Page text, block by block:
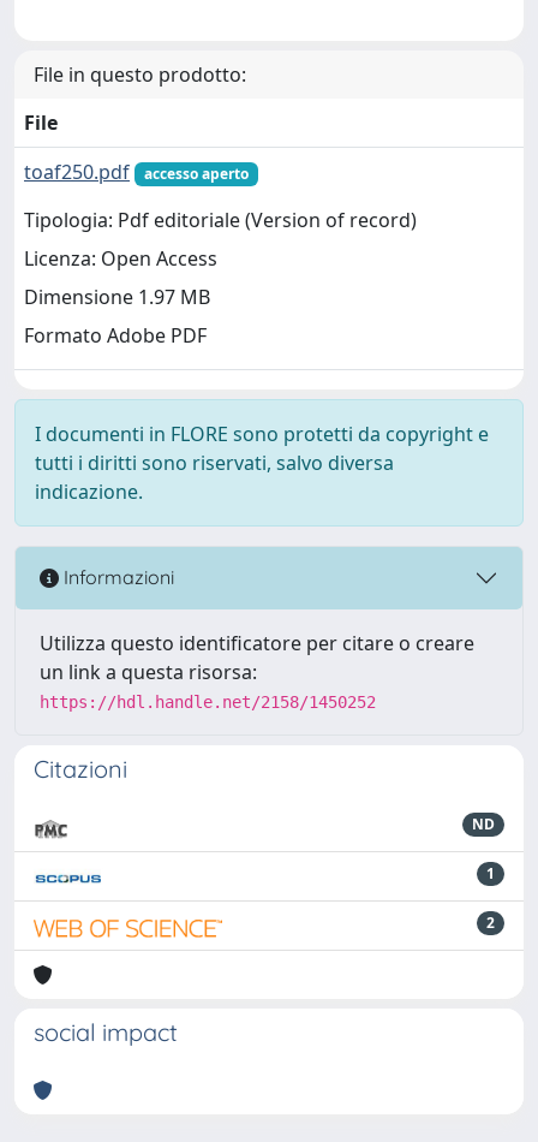
File in questo prodotto:
File
toaf250.pdf
accesso aperto
Tipologia: Pdf editoriale (Version of record)
Licenza: Open Access
Dimensione 1.97 MB
Formato Adobe PDF
I documenti in FLORE sono protetti da copyright e
tutti i diritti sono riservati, salvo diversa
indicazione.
Informazioni
Utilizza questo identificatore per citare o creare
un link a questa risorsa:
https://hdl.handle.net/2158/1450252
Citazioni
ND
1
2
social impact